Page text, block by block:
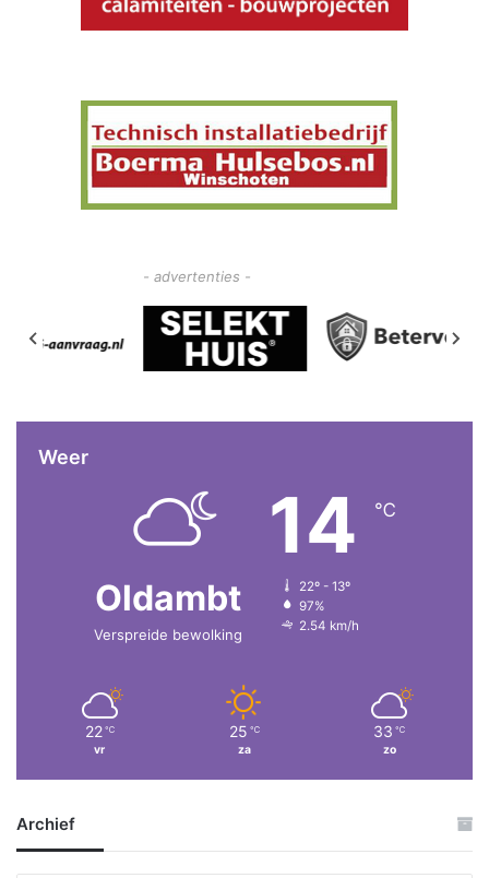
- advertenties -
Weer
Oldambt
Verspreide bewolking
14 ℃
22º - 13º
97%
2.54 km/h
22 ℃
vr
25 ℃
za
33 ℃
zo
Archief